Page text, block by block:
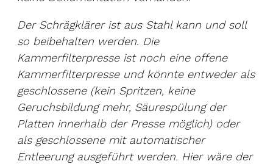
Der Schrägklärer ist aus Stahl kann und soll
so beibehalten werden. Die
Kammerfilterpresse ist noch eine offene
Kammerfilterpresse und könnte entweder als
geschlossene (kein Spritzen, keine
Geruchsbildung mehr, Säurespülung der
Platten innerhalb der Presse möglich) oder
als geschlossene mit automatischer
Entleerung ausgeführt werden. Hier wäre der